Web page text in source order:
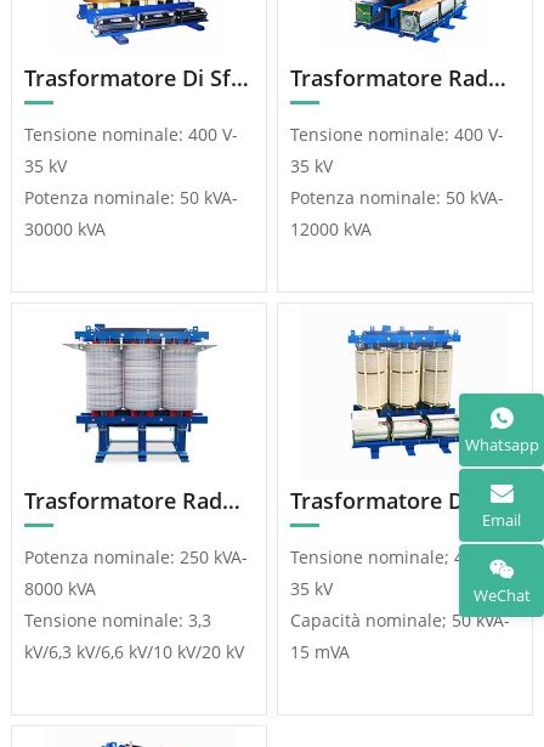
Trasformatore Di Sfasamento In Resina
Tensione nominale: 400 V-
35 kV
Potenza nominale: 50 kVA-
30000 kVA
Trasformatore Raddrizzatore Trifase a Cinque Rami
Tensione nominale: 400 V-
35 kV
Potenza nominale: 50 kVA-
12000 kVA
Trasformatore Raddrizzatore a Sfasamento
Potenza nominale: 250 kVA-
8000 kVA
Tensione nominale: 3,3
kV/6,3 kV/6,6 kV/10 kV/20 kV
Trasformatore Di tensione Regolabile Con Raddrizzatore a Sfasamento
Tensione nominale; 400 V-
35 kV
Capacità nominale; 50 kVA-
15 mVA
Whatsapp
Email
WeChat